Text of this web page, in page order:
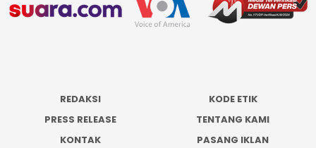
REDAKSI
KODE ETIK
PRESS RELEASE
TENTANG KAMI
KONTAK
PASANG IKLAN